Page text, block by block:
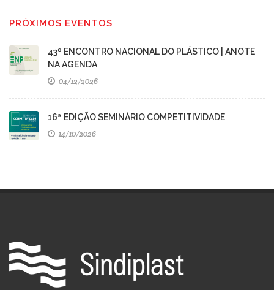
PRÓXIMOS EVENTOS
43º ENCONTRO NACIONAL DO PLÁSTICO | ANOTE
NA AGENDA
04/12/2026
16ª EDIÇÃO SEMINÁRIO COMPETITIVIDADE
14/10/2026